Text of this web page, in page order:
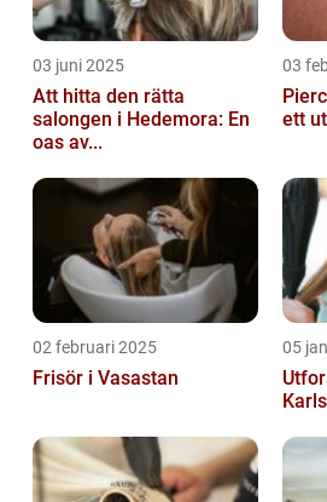
03 juni 2025
Att hitta den rätta
salongen i Hedemora: En
oas av...
03
ett
02 februari 2025
Frisör i Vasastan
05